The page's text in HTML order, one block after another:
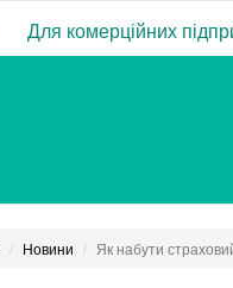
Для комерційних
Новини Як набути